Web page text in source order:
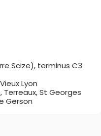
Scize), terminus C3
Lyon
Terreaux, St Georges
Gerson